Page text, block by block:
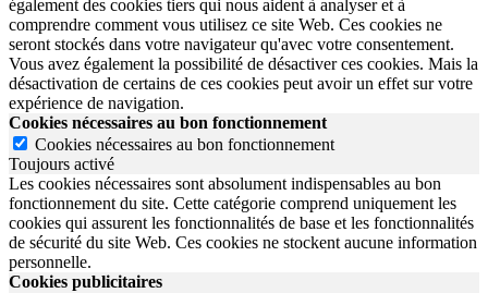
également des cookies tiers qui nous aident à analyser et à
comprendre comment vous utilisez ce site Web. Ces cookies ne
seront stockés dans votre navigateur qu'avec votre consentement.
Vous avez également la possibilité de désactiver ces cookies. Mais la
désactivation de certains de ces cookies peut avoir un effet sur votre
expérience de navigation.
Cookies nécessaires au bon fonctionnement
Cookies nécessaires au bon fonctionnement
Toujours activé
Les cookies nécessaires sont absolument indispensables au bon
fonctionnement du site. Cette catégorie comprend uniquement les
cookies qui assurent les fonctionnalités de base et les fonctionnalités
de sécurité du site Web. Ces cookies ne stockent aucune information
personnelle.
Cookies publicitaires